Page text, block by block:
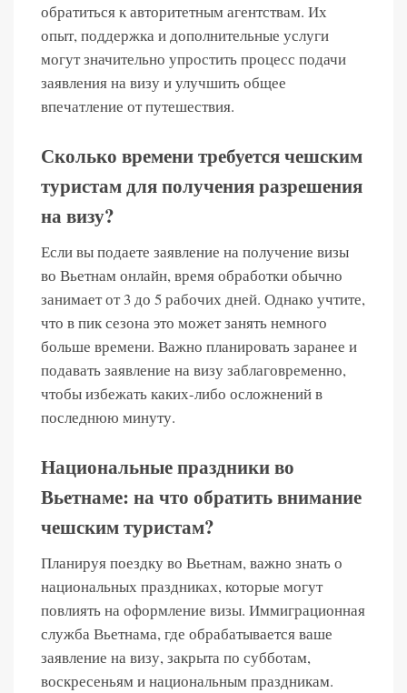
обратиться к авторитетным агентствам. Их
опыт, поддержка и дополнительные услуги
могут значительно упростить процесс подачи
заявления на визу и улучшить общее
впечатление от путешествия.
Сколько времени требуется чешским
туристам для получения разрешения
на визу?
Если вы подаете заявление на получение визы
во Вьетнам онлайн, время обработки обычно
занимает от 3 до 5 рабочих дней. Однако учтите,
что в пик сезона это может занять немного
больше времени. Важно планировать заранее и
подавать заявление на визу заблаговременно,
чтобы избежать каких-либо осложнений в
последнюю минуту.
Национальные праздники во
Вьетнаме: на что обратить внимание
чешским туристам?
Планируя поездку во Вьетнам, важно знать о
национальных праздниках, которые могут
повлиять на оформление визы. Иммиграционная
служба Вьетнама, где обрабатывается ваше
заявление на визу, закрыта по субботам,
воскресеньям и национальным праздникам.